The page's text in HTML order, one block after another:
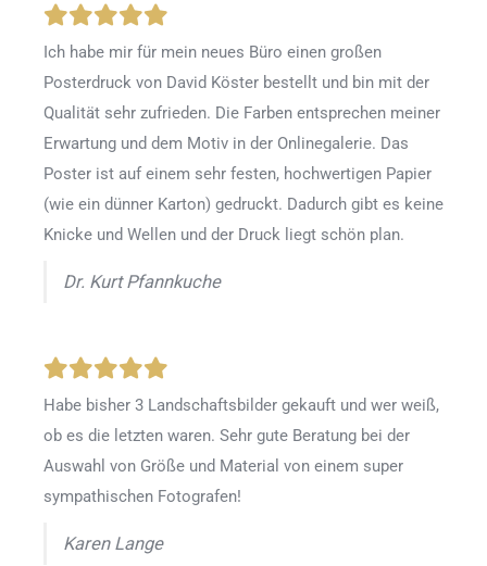
Ich habe mir für mein neues Büro einen großen
Posterdruck von David Köster bestellt und bin mit der
Qualität sehr zufrieden. Die Farben entsprechen meiner
Erwartung und dem Motiv in der Onlinegalerie. Das
Poster ist auf einem sehr festen, hochwertigen Papier
(wie ein dünner Karton) gedruckt. Dadurch gibt es keine
Knicke und Wellen und der Druck liegt schön plan.
Dr. Kurt Pfannkuche
Habe bisher 3 Landschaftsbilder gekauft und wer weiß,
ob es die letzten waren. Sehr gute Beratung bei der
Auswahl von Größe und Material von einem super
sympathischen Fotografen!
Karen Lange